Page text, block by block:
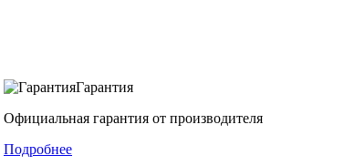
Гарантия
Официальная гарантия от производителя
Подробнее